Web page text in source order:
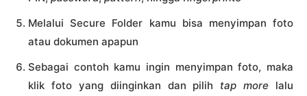
Melalui Secure Folder kamu bisa menyimpan foto
atau dokumen apapun
Sebagai contoh kamu ingin menyimpan foto, maka
klik foto yang diinginkan dan pilih tap more lalu